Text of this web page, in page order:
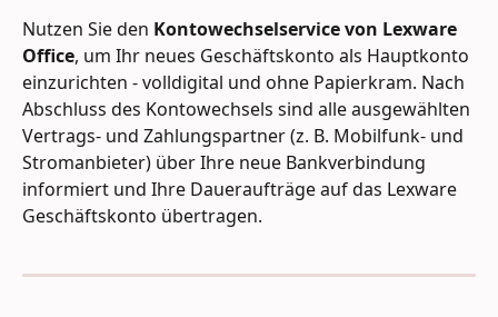
Nutzen Sie den Kontowechselservice von Lexware
Office, um Ihr neues Geschäftskonto als Hauptkonto
einzurichten - volldigital und ohne Papierkram. Nach
Abschluss des Kontowechsels sind alle ausgewählten
Vertrags- und Zahlungspartner (z. B. Mobilfunk- und
Stromanbieter) über Ihre neue Bankverbindung
informiert und Ihre Daueraufträge auf das Lexware
Geschäftskonto übertragen.